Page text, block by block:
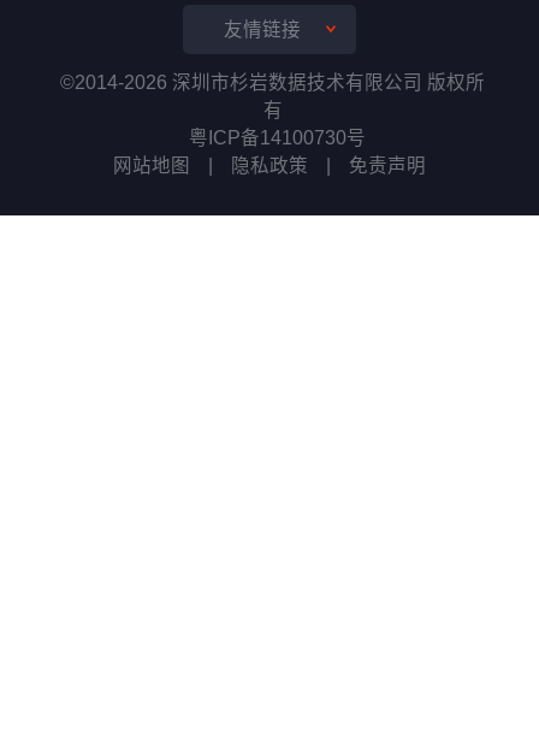
©2014-2026 深圳市杉岩数据技术有限公司 版权所
有
粤ICP备14100730号
网站地图
隐私政策 免责声明
友情链接